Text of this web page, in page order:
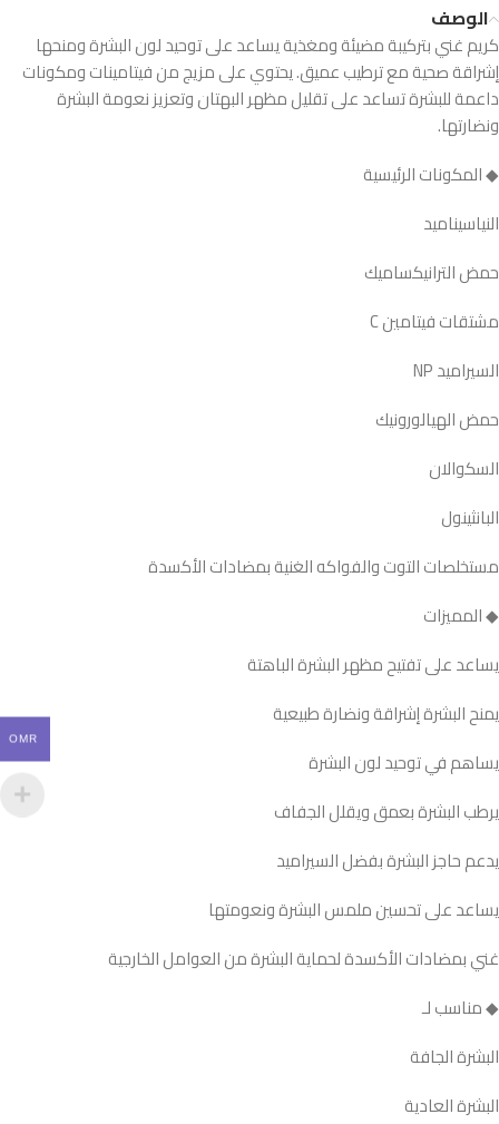
الوصف
كريم غني بتركيبة مضيئة ومغذية يساعد على توحيد لون البشرة ومنحها
إشراقة صحية مع ترطيب عميق. يحتوي على مزيج من فيتامينات ومكونات
داعمة للبشرة تساعد على تقليل مظهر البهتان وتعزيز نعومة البشرة
ونضارتها.
◆ المكونات الرئيسية
النياسيناميد
حمض الترانيكساميك
مشتقات فيتامين C
السيراميد NP
حمض الهيالورونيك
السكوالان
البانثينول
مستخلصات التوت والفواكه الغنية بمضادات الأكسدة
◆ المميزات
يساعد على تفتيح مظهر البشرة الباهتة
يمنح البشرة إشراقة ونضارة طبيعية
يساهم في توحيد لون البشرة
يرطب البشرة بعمق ويقلل الجفاف
يدعم حاجز البشرة بفضل السيراميد
يساعد على تحسين ملمس البشرة ونعومتها
غني بمضادات الأكسدة لحماية البشرة من العوامل الخارجية
◆ مناسب لـ
البشرة الجافة
البشرة العادية
OMR